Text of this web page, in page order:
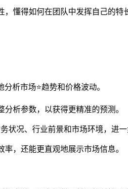
懂得如何在团队中发挥自己的
析市场⭐趋势和价格波动。
析参数，以获得更精准的预测。
况、行业前景和市场环境，进一
，还能更直观地展示市场信息。